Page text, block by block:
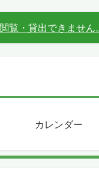
・貸出できません。
カレンダー